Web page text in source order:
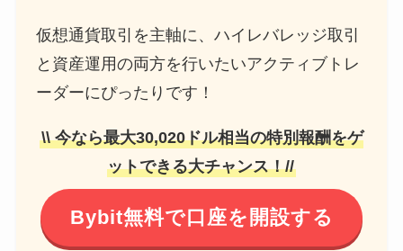
仮想通貨取引を主軸に、ハイレバレッジ取引
と資産運用の両方を行いたいアクティブトレ
ーダーにぴったりです！
\\ 今なら最大30,020ドル相当の特別報酬をゲ
ットできる大チャンス！//
Bybit無料で口座を開設する